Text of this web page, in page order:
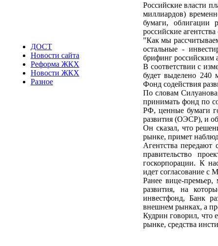
ДОСТ
Новости сайта
Реформа ЖКХ
Новости ЖКХ
Разное
Российские власти
миллиардов)
бумаги, облигации
российские
"Как мы
остальные -
брифинг российским
В соответствии с
будет выделено 240
Фонд содействия
По словам
принимать фонд по
РФ, ценные бумаги
развития (ОЭСР), и
Он сказал, что
рынке, примет
Агентства
правительство
госкорпорации. К
идет согласование с
Ранее вице-премьер,
развития, на
инвестфонд, Банк
внешнем рынках, а
Кудрин говорил, что
рынке, средства